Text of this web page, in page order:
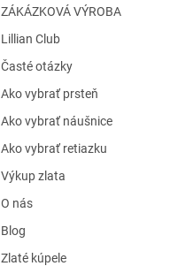
ZÁKÁZKOVÁ VÝROBA
Lillian Club
Časté otázky
Ako vybrať prsteň
Ako vybrať náušnice
Ako vybrať retiazku
Výkup zlata
O nás
Blog
Zlaté kúpele